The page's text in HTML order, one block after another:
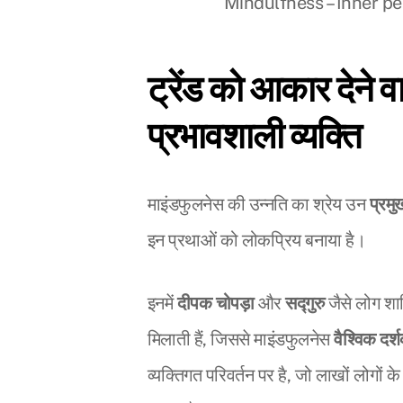
ट्रेंड को आकार देने
प्रभावशाली व्यक्ति
माइंडफुलनेस की उन्नति का श्रेय उन
इन प्रथाओं को लोकप्रिय बनाया है।
इनमेंदीपक चोपड़ाऔरसद्गुरुजैसे लोग
मिलाती हैं, जिससे माइंडफुलनेसवैश्विक
व्यक्तिगत परिवर्तन पर है, जो लाखों